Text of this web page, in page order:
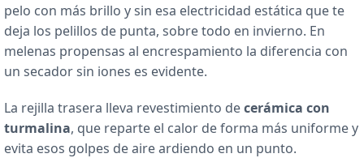
pelo con más brillo y sin esa electricidad estática que te
deja los pelillos de punta, sobre todo en invierno. En
melenas propensas al encrespamiento la diferencia con
un secador sin iones es evidente.
La rejilla trasera lleva revestimiento decerámica con
turmalina, que reparte el calor de forma más uniforme y
evita esos golpes de aire ardiendo en un punto.